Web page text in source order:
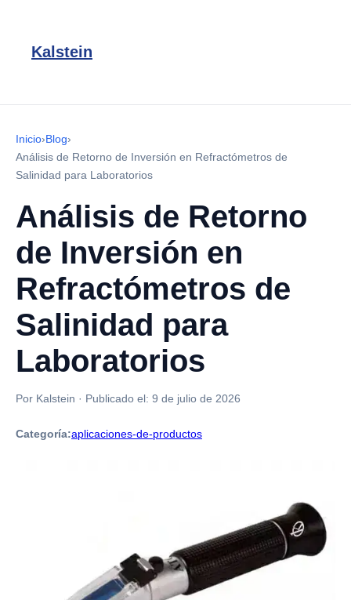
Kalstein
Inicio›Blog›
Análisis de Retorno de Inversión en Refractómetros de
Salinidad para Laboratorios
Análisis de Retorno
de Inversión en
Refractómetros de
Salinidad para
Laboratorios
Por Kalstein · Publicado el: 9 de julio de 2026
Categoría:aplicaciones-de-productos